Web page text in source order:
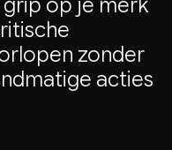
grip op je merk
zonder
acties